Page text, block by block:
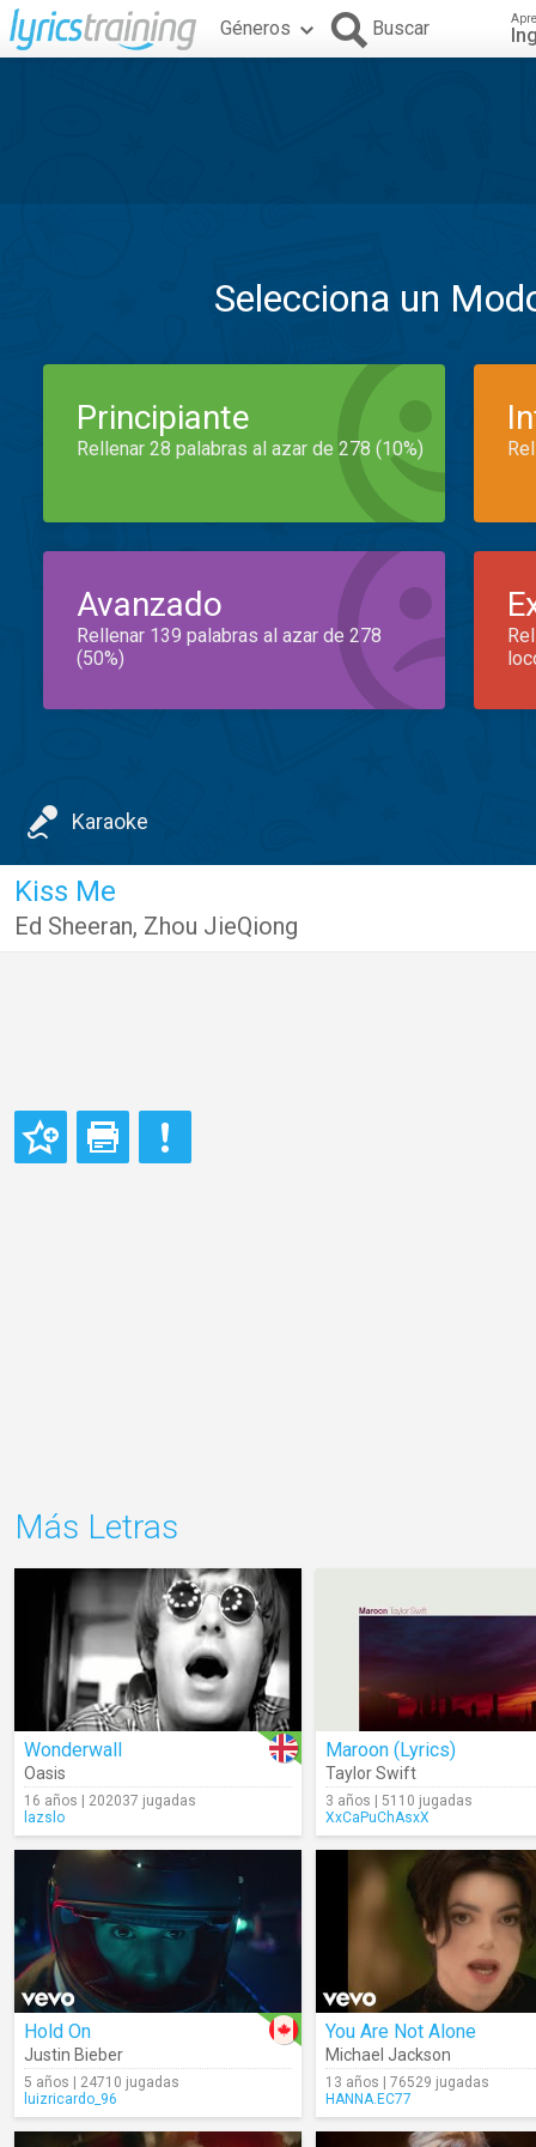
Géneros Buscar
Selecciona un
Principiante
Rellenar 28 palabras al azar de 278 (10%)
Avanzado
Rellenar 139 palabras al azar de 278
(50%)
Karaoke
Kiss Me
Ed Sheeran, Zhou JieQiong
Más Letras
Wonderwall
Oasis
16 años | 202037 jugadas
lazslo
Maroon (Lyrics)
Taylor Swift
3 años | 5110 jugadas
XxCaPuChAsxX
Hold On
Justin Bieber
5 años | 24710 jugadas
luizricardo_96
You Are Not Alone
Michael Jackson
13 años | 76529 jugadas
HANNA.EC77